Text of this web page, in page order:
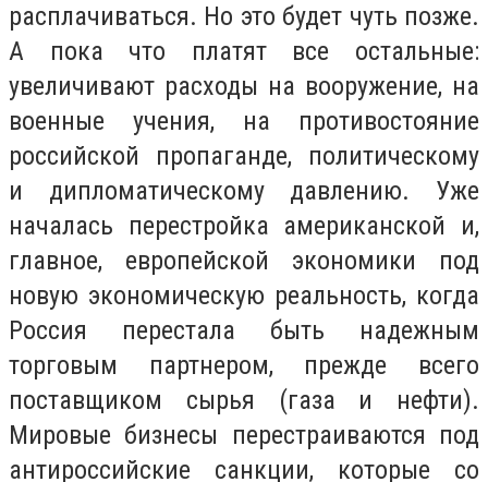
расплачиваться. Но это будет чуть позже.
А пока что платят все остальные:
увеличивают расходы на вооружение, на
военные учения, на противостояние
российской пропаганде, политическому
и дипломатическому давлению. Уже
началась перестройка американской и,
главное, европейской экономики под
новую экономическую реальность, когда
Россия перестала быть надежным
торговым партнером, прежде всего
поставщиком сырья (газа и нефти).
Мировые бизнесы перестраиваются под
антироссийские санкции, которые со